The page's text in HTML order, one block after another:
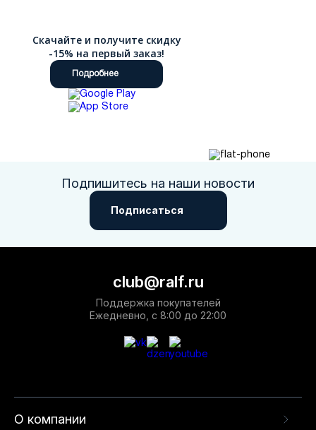
Скачайте и получите скидку
-15% на первый заказ!
Подробнее
Подпишитесь на наши новости
Подписаться
О компании
club@ralf.ru
Поддержка покупателей
Ежедневно, с 8:00 до 22:00